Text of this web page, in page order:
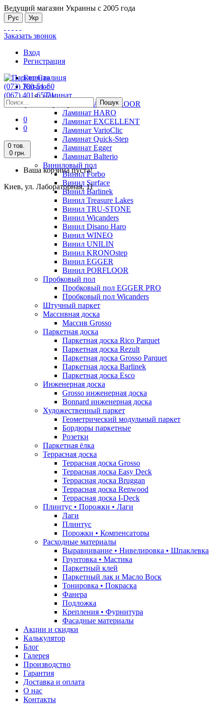
Ведущий магазин Украины с 2005 года
Рус Укр
Заказать звонок
Вход
Регистрация
(073) 780-51-50
(067) 401-65-71
Киев, ул. Лабораторная, 11
Пошук
0
0
0 тов.
0 грн.
Ваша корзина пуста!
Киев, ул. Лабораторная, 11
Главная
Каталог
Ламинат
Ламинат ALSAFLOOR
Ламинат HARO
Ламинат EXCELLENT
Ламинат VarioClic
Ламинат Quick-Step
Ламинат Egger
Ламинат Balterio
Виниловый пол
Винил Forbo
Винил Surface
Винил Barlinek
Винил Treasure Lakes
Винил TRU-STONE
Винил Wicanders
Винил Disano Haro
Винил WINEO
Винил UNILIN
Винил KRONOstep
Винил EGGER
Винил PORFLOOR
Пробковый пол
Пробковый пол EGGER PRO
Пробковый пол Wicanders
Штучный паркет
Массивная доска
Массив Grosso
Паркетная доска
Паркетная доска Rico Parquet
Паркетная доска Rezult
Паркетная доска Grosso Parquet
Паркетная доска Barlinek
Паркетная доска Esco
Инженерная доска
Grosso инженерная доска
Bonnard инженерная доска
Художественный паркет
Геометрический модульный паркет
Бордюры паркетные
Розетки
Паркетная ёлка
Террасная доска
Террасная доска Grosso
Террасная доска Easy Deck
Террасная доска Bruggan
Террасная доска Renwood
Террасная доска I-Deck
Плинтус • Порожки • Лаги
Лаги
Плинтус
Порожки • Компенсаторы
Расходные материалы
Выравнивание • Нивелировка • Шпаклевка
Грунтовкa • Мастика
Паркетный клей
Паркетный лак и Масло Воск
Тонировка • Покраска
Фанера
Подложка
Крепления • Фурнитура
Фасадные материалы
Акции и скидки
Калькулятор
Блог
Галерея
Производство
Гарантия
Доставка и оплата
О нас
Контакты